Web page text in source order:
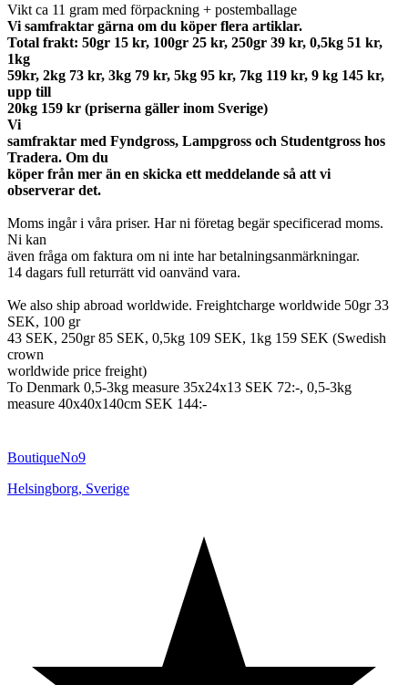
Vikt ca 11 gram med förpackning + postemballage
Vi samfraktar gärna om du köper flera artiklar.
Total frakt: 50gr 15 kr, 100gr 25 kr, 250gr 39 kr, 0,5kg 51 kr,
1kg
59kr, 2kg 73 kr, 3kg 79 kr, 5kg 95 kr, 7kg 119 kr, 9 kg 145 kr,
upp till
20kg 159 kr (priserna gäller inom Sverige)
Vi
samfraktar med Fyndgross, Lampgross och Studentgross hos
Tradera. Om du
köper från mer än en skicka ett meddelande så att vi
observerar det.
Moms ingår i våra priser. Har ni företag begär specificerad moms.
Ni kan
även fråga om faktura om ni inte har betalningsanmärkningar.
14 dagars full returrätt vid oanvänd vara.
We also ship abroad worldwide. Freightcharge worldwide 50gr 33
SEK, 100 gr
43 SEK, 250gr 85 SEK, 0,5kg 109 SEK, 1kg 159 SEK (Swedish
crown
worldwide price freight)
To Denmark 0,5-3kg measure 35x24x13 SEK 72:-, 0,5-3kg
measure 40x40x140cm SEK 144:-
BoutiqueNo9
Helsingborg, Sverige